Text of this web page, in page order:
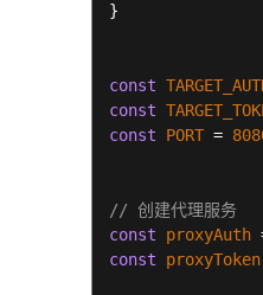
}
const
const
const
PORT =
// 创建代理服务
const
proxyAuth
const
proxyToken